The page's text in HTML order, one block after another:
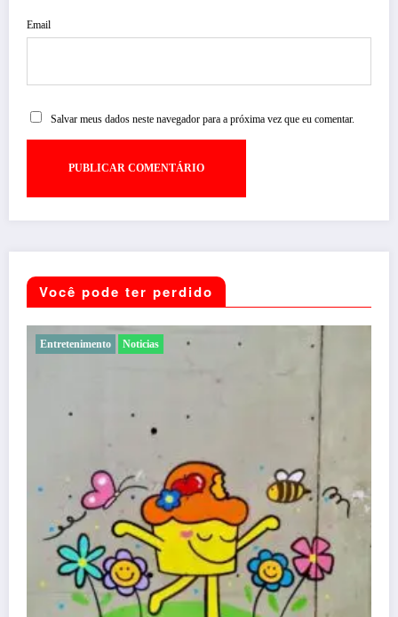
Email
Salvar meus dados neste navegador para a próxima vez que eu comentar.
Você pode ter perdido
Entretenimento Noticias
Com ingressos esgotados desde junho,
Menos é Mais agita BH na próxima semana
5 de agosto de 2026 Felipe Jesus